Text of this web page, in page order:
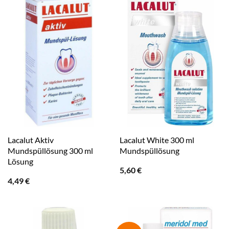
Lacalut Aktiv
Mundspüllösung 300 ml
Lösung
4,49€
Lacalut White 300 ml
Mundspüllösung
5,60€